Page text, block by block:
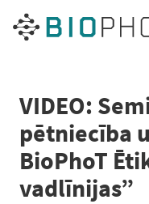
Pāriet
VIDEO:
pētniecība
BioPhoT
vadlīnijas”